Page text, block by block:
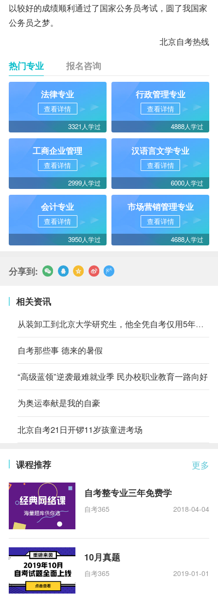
以较好的成绩顺利通过了国家公务员考试，圆了我国家
公务员之梦。
北京自考热线
热门专业 报名咨询
法律专业
查看详情
3321人学过
行政管理专业
查看详情
4888人学过
工商企业管理
查看详情
2999人学过
汉语言文学专业
查看详情
6000人学过
会计专业
查看详情
3950人学过
市场营销管理专业
查看详情
4688人学过
分享到:
相关资讯
从装卸工到北京大学研究生，他全凭自考仅用5年时间
自考那些事 德来的暑假
“高级蓝领”逆袭最难就业季 民办校职业教育一路向好
为奥运奉献是我的自豪
北京自考21日开锣11岁孩童进考场
更多
课程推荐
自考整专业三年免费学
自考365 2018-04-04
10月真题
自考365 2019-01-01